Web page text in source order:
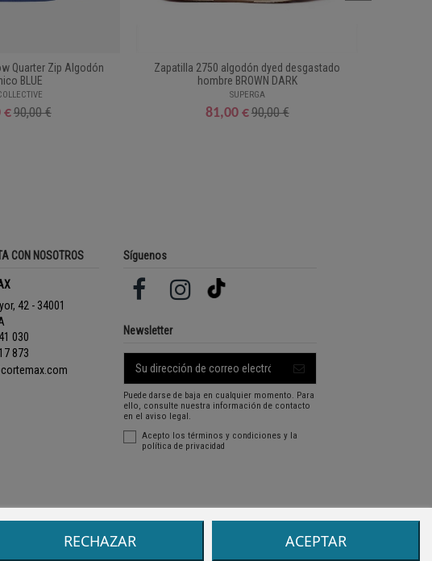
Quarter Zip Algodón
BLUE
€90,00 €
Zapatilla 2750 algodón dyed desgastado
hombre BROWN DARK
SUPERGA
81,00 €90,00 €
CON NOSOTROS
42 - 34001
030
873
RECHAZAR ACEPTAR
Síguenos
Newsletter
Puede darse de baja en cualquier momento. Para
ello, consulte nuestra información de contacto
en el aviso legal.
Acepto lostérminos y condiciones y la
política de privacidad